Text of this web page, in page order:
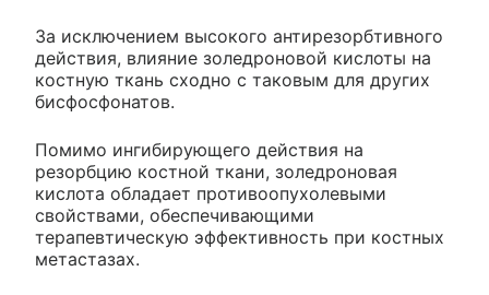
За исключением высокого антирезорбтивного
действия, влияние золедроновой кислоты на
костную ткань сходно с таковым для других
бисфосфонатов.
Помимо ингибирующего действия на
резорбцию костной ткани, золедроновая
кислота обладает противоопухолевыми
свойствами, обеспечивающими
терапевтическую эффективность при костных
метастазах.